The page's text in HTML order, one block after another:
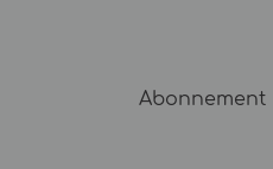
Abonnement